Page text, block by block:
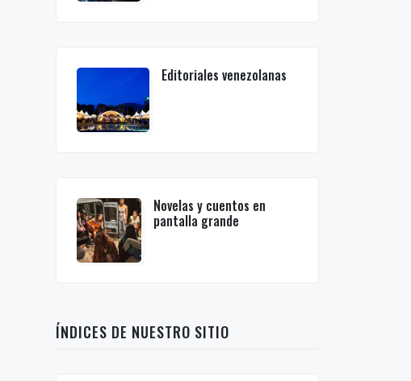
Editoriales venezolanas
Novelas y cuentos en
pantalla grande
ÍNDICES DE NUESTRO SITIO